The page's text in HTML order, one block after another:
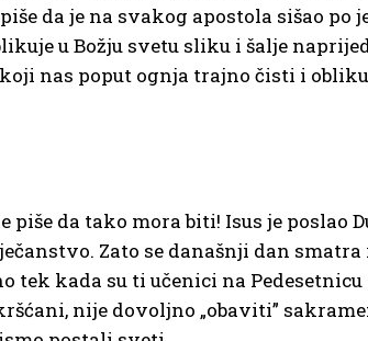
da je na svakog apostola sišao po
u Božju svetu sliku i šalje
nas poput ognja trajno čisti i
da tako mora biti! Isus je poslao
Zato se današnji dan smatra
tek kada su ti učenici na
nije dovoljno „obaviti”